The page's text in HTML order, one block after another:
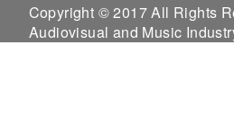
Copyright © 2017 All Rights
Audiovisual and Music